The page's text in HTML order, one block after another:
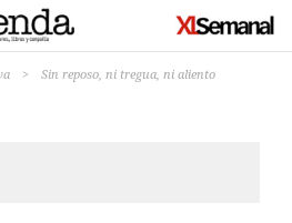
> Sin reposo, ni tregua, ni aliento